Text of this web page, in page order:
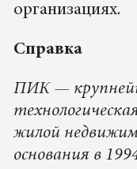
организациях.
Справка
ПИК —
жилой
основания в